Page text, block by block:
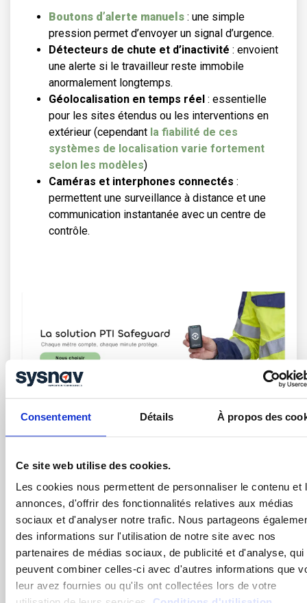
Consentement Détails À propos des
Ce site web utilise des cookies.
Les cookies nous permettent de personnaliser le contenu et
annonces, d'offrir des fonctionnalités relatives aux médias
sociaux et d'analyser notre trafic. Nous partageons
des informations sur l'utilisation de notre site avec nos
partenaires de médias sociaux, de publicité et d'analyse, qui
peuvent combiner celles-ci avec d'autres informations que
leur avez fournies ou qu'ils ont collectées lors de votre
Boutons d’alerte manuels : une simple
pression permet d’envoyer un signal d’urgence.
Détecteurs de chute et d’inactivité : envoient
une alerte si le travailleur reste immobile
anormalement longtemps.
Géolocalisation en temps réel : essentielle
pour les sites étendus ou les interventions en
extérieur (cependant la fiabilité de ces
systèmes de localisation varie fortement
selon les modèles)
Caméras et interphones connectés :
permettent une surveillance à distance et une
communication instantanée avec un centre de
contrôle.
Amélioration des conditions de travail
pour les surveillants de nuit
Pour faire face aux risques liés au travail isolé des
surveillants de nuit, des mesures et des protocoles
peuvent être mis en place.